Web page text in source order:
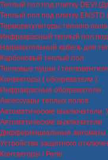
Теплый пол под плитку DEVI
Теплый пол под плитку
Терморегуляторы теплого пола
Инфракрасный теплый пол
Нагревательный кабель для
Карбоновый теплый пол
Тепловые пушки /
Конвекторы ( обогреватели )
Инфракрасные обогреватели
Аксессуары теплых полов
Автоматические
Автоматические выключатели
Дифференциальные
Устройства защитного
Контакторы / Реле